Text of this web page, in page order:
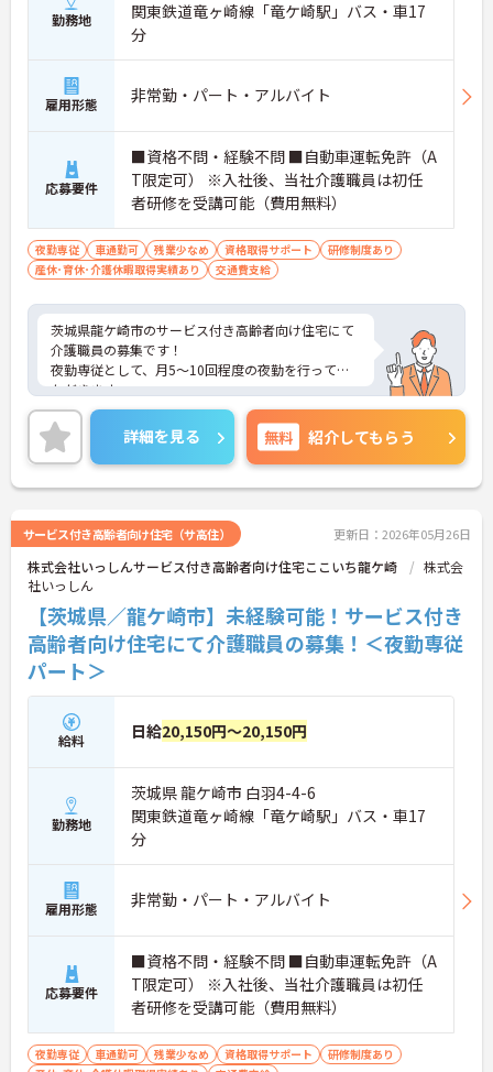
勤務地
関東鉄道竜ヶ崎線「竜ケ崎駅」バス・車17
分
雇用形態 非常勤・パート・アルバイト
応募要件
■資格不問・経験不問 ■自動車運転免許（A
T限定可） ※入社後、当社介護職員は初任
者研修を受講可能（費用無料）
夜勤専従 車通勤可 残業少なめ 資格取得サポート
研修制度あり
産休･育休･介護休暇取得実績あり
交通費支給
茨城県龍ケ崎市のサービス付き高齢者向け住宅にて
介護職員の募集です！
夜勤専従として、月5～10回程度の夜勤を行ってい
ただきます。
資格取得支援有り◎未経験から入社し活躍されてい
る方も多数おり、キャリアアップも目指せます。
ご興味のある方には、面接対策ポイントなどさらに
詳細をお話いたしますので、お気軽にご相談くださ
い。
詳細を見る 無料 紹介してもらう
サービス付き高齢者向け住宅（サ高住） 更新日：2026年05月26日
株式会社いっしんサービス付き高齢者向け住宅ここいち龍ケ崎
株式会
社いっしん
【茨城県／龍ケ崎市】未経験可能！サービス付き
高齢者向け住宅にて介護職員の募集！＜夜勤専従
パート＞
給料 日給20,150円～20,150円
勤務地
茨城県 龍ケ崎市 白羽4-4-6
関東鉄道竜ヶ崎線「竜ケ崎駅」バス・車17
分
雇用形態 非常勤・パート・アルバイト
応募要件
■資格不問・経験不問 ■自動車運転免許（A
T限定可） ※入社後、当社介護職員は初任
者研修を受講可能（費用無料）
夜勤専従 車通勤可 残業少なめ 資格取得サポート
研修制度あり